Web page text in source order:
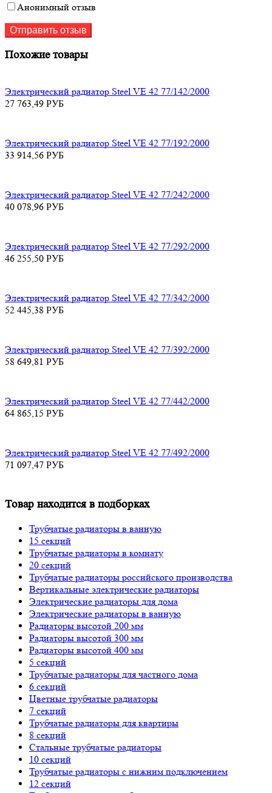
Анонимный отзыв
Похожие товары
Электрический радиатор Steel VE 42 77/142/2000
27 763,49 РУБ
Электрический радиатор Steel VE 42 77/192/2000
33 914,56 РУБ
Электрический радиатор Steel VE 42 77/242/2000
40 078,96 РУБ
Электрический радиатор Steel VE 42 77/292/2000
46 255,50 РУБ
Электрический радиатор Steel VE 42 77/342/2000
52 445,38 РУБ
Электрический радиатор Steel VE 42 77/392/2000
58 649,81 РУБ
Электрический радиатор Steel VE 42 77/442/2000
64 865,15 РУБ
Электрический радиатор Steel VE 42 77/492/2000
71 097,47 РУБ
Товар находится в подборках
Трубчатые радиаторы в ванную
15 секций
Трубчатые радиаторы в комнату
20 секций
Трубчатые радиаторы российского производства
Вертикальные электрические радиаторы
Электрические радиаторы для дома
Электрические радиаторы в ванную
Радиаторы высотой 200 мм
Радиаторы высотой 300 мм
Радиаторы высотой 400 мм
5 секций
Трубчатые радиаторы для частного дома
6 секций
Цветные трубчатые радиаторы
7 секций
Трубчатые радиаторы для квартиры
8 секций
Стальные трубчатые радиаторы
10 секций
Трубчатые радиаторы с нижним подключением
12 секций